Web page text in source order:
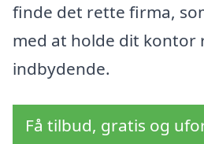
finde det rette firma,
med at holde dit kontor
indbydende.
Få tilbud, gratis og